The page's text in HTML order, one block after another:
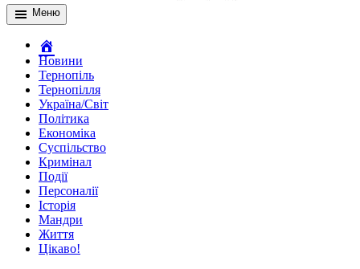
Меню
Новини
Тернопіль
Тернопілля
Україна/Світ
Політика
Економіка
Суспільство
Кримінал
Події
Персоналії
Історія
Мандри
Життя
Цікаво!